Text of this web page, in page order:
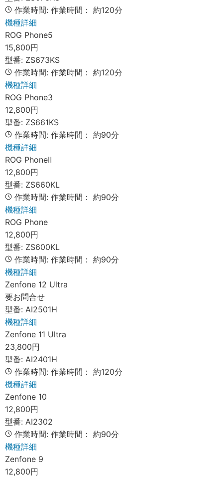
作業時間: 作業時間： 約120分
機種詳細
ROG Phone5
15,800円
型番: ZS673KS
作業時間: 作業時間： 約120分
機種詳細
ROG Phone3
12,800円
型番: ZS661KS
作業時間: 作業時間： 約90分
機種詳細
ROG PhoneⅡ
12,800円
型番: ZS660KL
作業時間: 作業時間： 約90分
機種詳細
ROG Phone
12,800円
型番: ZS600KL
作業時間: 作業時間： 約90分
機種詳細
Zenfone 12 Ultra
要お問合せ
型番: AI2501H
機種詳細
Zenfone 11 Ultra
23,800円
型番: AI2401H
作業時間: 作業時間： 約120分
機種詳細
Zenfone 10
12,800円
型番: AI2302
作業時間: 作業時間： 約90分
機種詳細
Zenfone 9
12,800円